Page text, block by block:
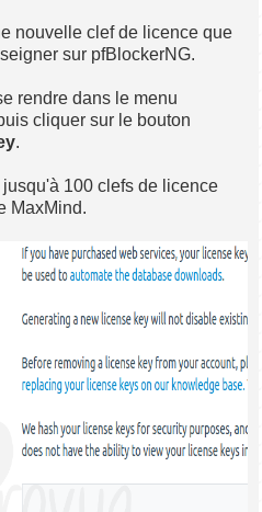
nouvelle clef de licence que
sur pfBlockerNG.
rendre dans le menu
cliquer sur le bouton
.
jusqu'à 100 clefs de licence
MaxMind.